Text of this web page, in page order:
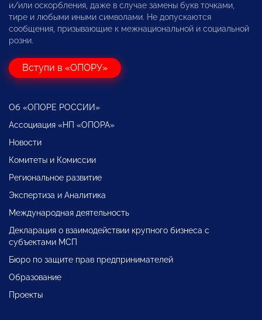
и/или оскорбления, даже в случае замены букв точками,
тире и любыми иными символами. Не допускаются
сообщения, призывающие к межнациональной и социальной
розни.
Вступи в «ОПОРУ»
Об «ОПОРЕ РОССИИ»
Ассоциация «НП «ОПОРА»
Новости
Комитеты и Комиссии
Региональное развитие
Экспертиза и Аналитика
Международная деятельность
Декларация о взаимодействии крупного бизнеса с
субъектами МСП
Бюро по защите прав предпринимателей
Образование
Проекты